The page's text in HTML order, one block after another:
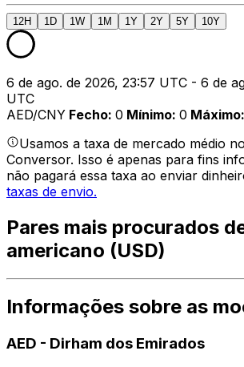
12H 1D 1W 1M 1Y 2Y 5Y 10Y
6 de ago. de 2026, 23:57 UTC - 6 de
UTC
AED/CNY Fecho: 0 Mínimo: 0 Máximo:
Usamos a taxa de mercado médio
Conversor. Isso é apenas para fins
não pagará essa taxa ao enviar
taxas de envio.
Pares mais procurados
americano (USD)
Informações sobre as
AED - Dirham dos Emirados